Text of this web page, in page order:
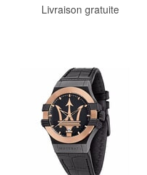
Livraison gratuite